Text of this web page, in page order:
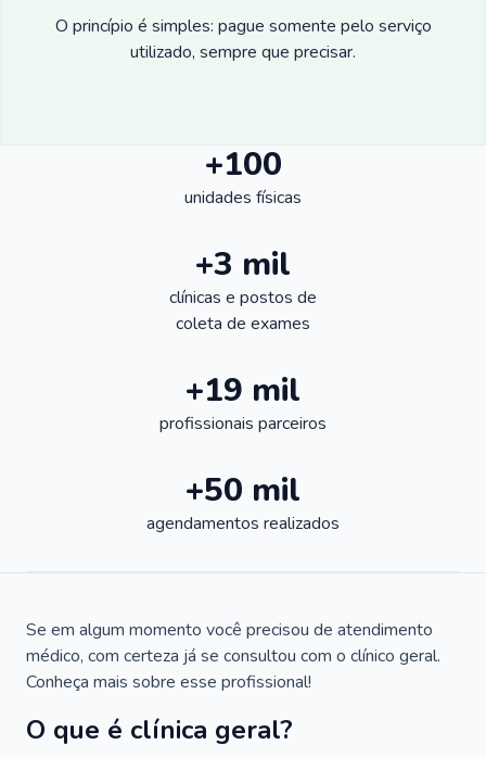
O princípio é simples: pague somente pelo serviço
utilizado, sempre que precisar.
+100
unidades físicas
+3 mil
clínicas e postos de
coleta de exames
+19 mil
profissionais parceiros
+50 mil
agendamentos realizados
Se em algum momento você precisou de atendimento
médico, com certeza já se consultou com o clínico geral.
Conheça mais sobre esse profissional!
O que é clínica geral?